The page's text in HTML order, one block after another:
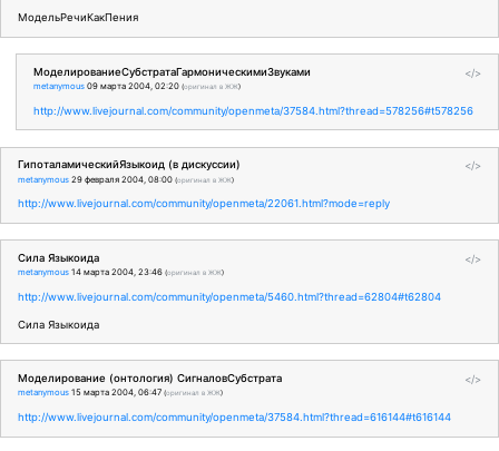
МодельРечиКакПения
</>
МоделированиеСубстратаГармоническимиЗвуками
metanymous 09 марта 2004, 02:20 (оригинал в ЖЖ)
http://www.livejournal.com/community/openmeta/37584.html?thread=578256#t578256
</>
ГипоталамическийЯзыкоид (в дискуссии)
metanymous 29 февраля 2004, 08:00 (оригинал в ЖЖ)
http://www.livejournal.com/community/openmeta/22061.html?mode=reply
</>
Сила Языкоида
metanymous 14 марта 2004, 23:46 (оригинал в ЖЖ)
http://www.livejournal.com/community/openmeta/5460.html?thread=62804#t62804
Сила Языкоида
</>
Моделирование (онтология) СигналовСубстрата
metanymous 15 марта 2004, 06:47 (оригинал в ЖЖ)
http://www.livejournal.com/community/openmeta/37584.html?thread=616144#t616144